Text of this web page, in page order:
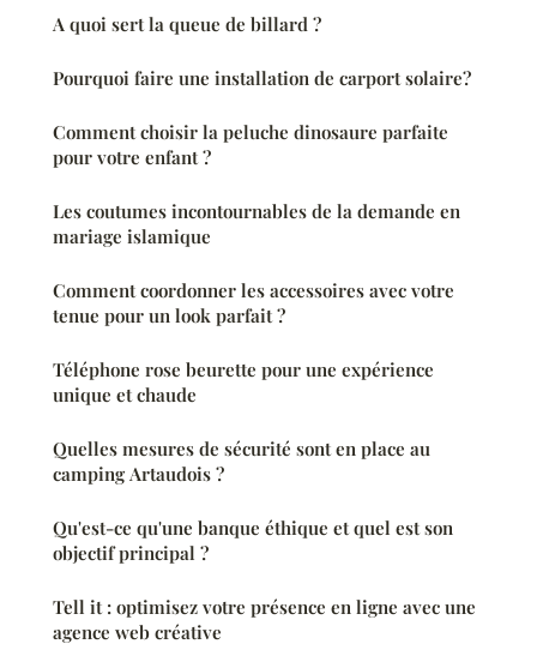
A quoi sert la queue de billard ?
Pourquoi faire une installation de carport solaire?
Comment choisir la peluche dinosaure parfaite
pour votre enfant ?
Les coutumes incontournables de la demande en
mariage islamique
Comment coordonner les accessoires avec votre
tenue pour un look parfait ?
Téléphone rose beurette pour une expérience
unique et chaude
Quelles mesures de sécurité sont en place au
camping Artaudois ?
Qu'est-ce qu'une banque éthique et quel est son
objectif principal ?
Tell it : optimisez votre présence en ligne avec une
agence web créative